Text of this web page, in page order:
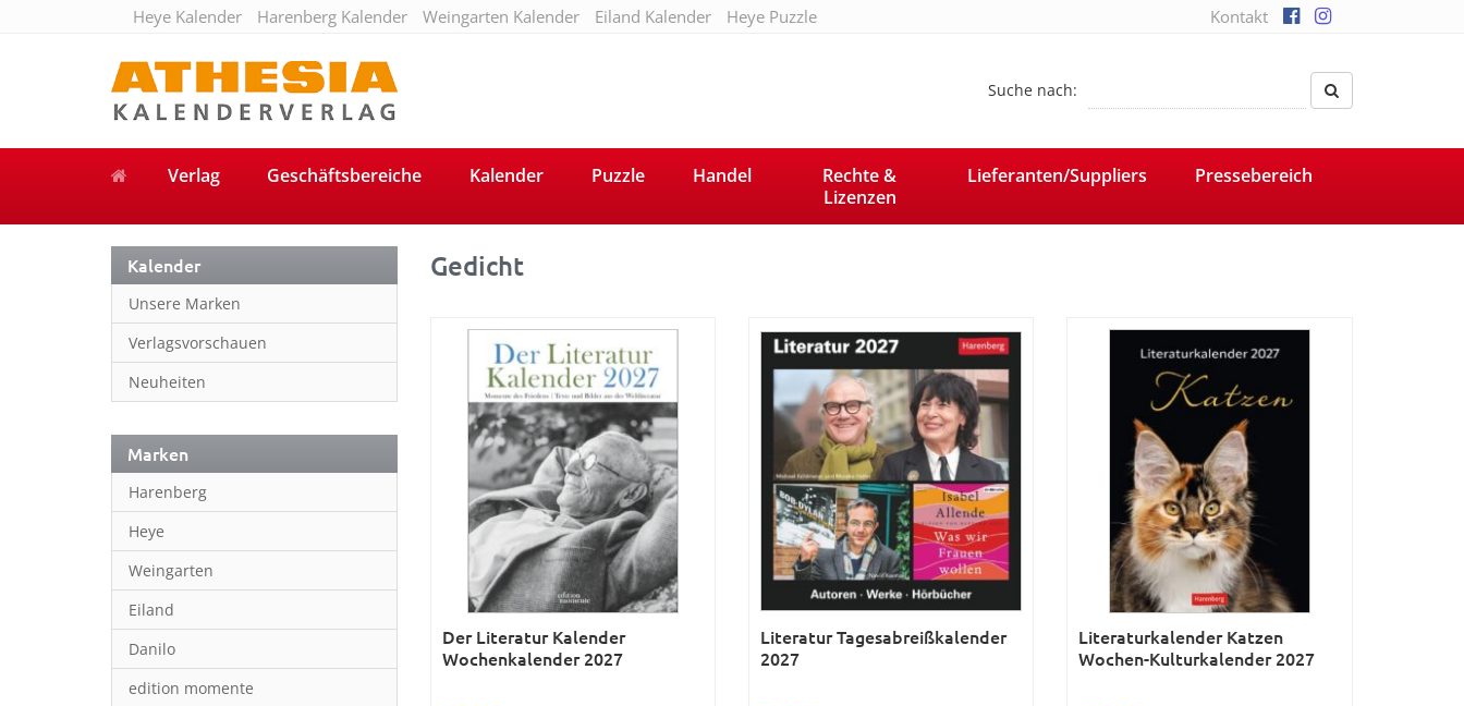
Heye Kalender Harenberg Kalender Weingarten Kalender Eiland Kalender Heye Puzzle Kontakt
Suche nach:
Verlag Geschäftsbereiche Kalender Puzzle Handel
Rechte &
Lizenzen
Lieferanten/Suppliers Pressebereich
Kalender
Unsere Marken
Verlagsvorschauen
Neuheiten
Marken
Harenberg
Heye
Weingarten
Eiland
Danilo
edition momente
Gedicht
Der Literatur Kalender
Wochenkalender 2027
Literatur Tagesabreißkalender
2027
Literaturkalender Katzen
Wochen-Kulturkalender 2027